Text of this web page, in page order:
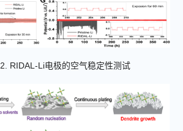
2. RIDAL-Li电极的空气稳定性测试